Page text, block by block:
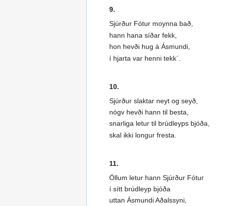
9.
Sjúrður Fótur moynna bað,
hann hana síðar fekk,
hon hevði hug á Ásmundi,
í hjarta var henni tekk´.
10.
Sjúrður slaktar neyt og seyð,
nógv hevði hann til besta,
snarliga letur til brúdleyps bjóða,
skal ikki longur fresta.
11.
Öllum letur hann Sjúrður Fótur
í sítt brúdleyp bjóða
uttan Ásmundi Aðalssyni,